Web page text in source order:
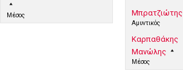
Μέσος Μπρατζιώτης
Αμυντικός
Καρπαθάκης
Μανώλης
Μέσος